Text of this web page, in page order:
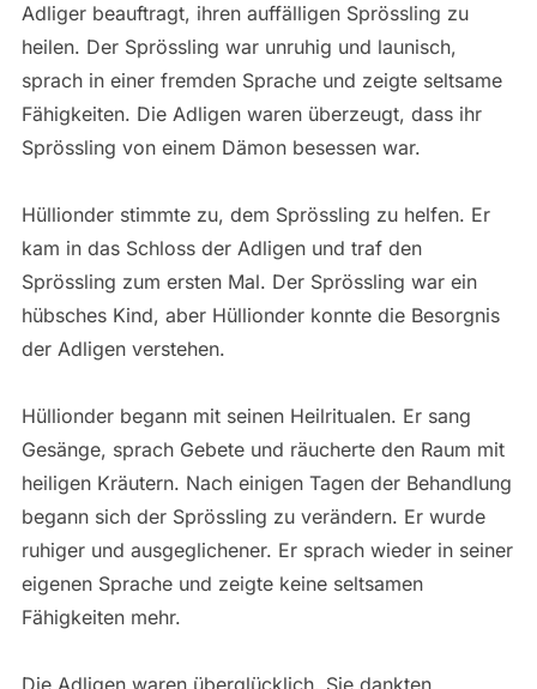
Adliger beauftragt, ihren auffälligen Sprössling zu
heilen. Der Sprössling war unruhig und launisch,
sprach in einer fremden Sprache und zeigte seltsame
Fähigkeiten. Die Adligen waren überzeugt, dass ihr
Sprössling von einem Dämon besessen war.
Hüllionder stimmte zu, dem Sprössling zu helfen. Er
kam in das Schloss der Adligen und traf den
Sprössling zum ersten Mal. Der Sprössling war ein
hübsches Kind, aber Hüllionder konnte die Besorgnis
der Adligen verstehen.
Hüllionder begann mit seinen Heilritualen. Er sang
Gesänge, sprach Gebete und räucherte den Raum mit
heiligen Kräutern. Nach einigen Tagen der Behandlung
begann sich der Sprössling zu verändern. Er wurde
ruhiger und ausgeglichener. Er sprach wieder in seiner
eigenen Sprache und zeigte keine seltsamen
Fähigkeiten mehr.